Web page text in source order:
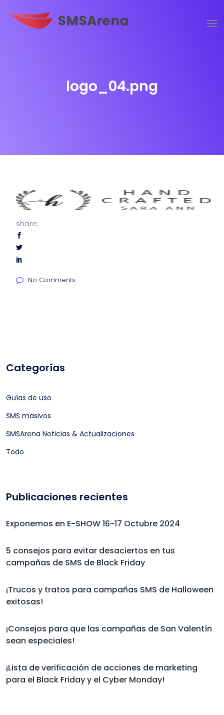
logo_04.png
share:
No Comments
Categorías
Guías de uso
SMS masivos
SMSArena Noticias & Actualizaciones
Todo
Publicaciones recientes
Exponemos en E-SHOW 16-17 Octubre 2024
5 consejos para evitar desaciertos en tus
campañas de SMS de Black Friday
¡Trucos y tratos para campañas SMS de Halloween
exitosas!
¡Consejos para que las campañas de San Valentín
sean especiales!
¡Lista de verificación de acciones de marketing
para el Black Friday y el Cyber Monday!